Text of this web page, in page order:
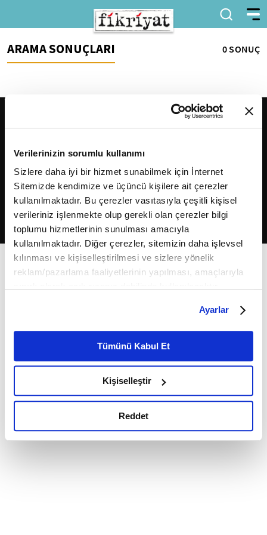
Verilerinizin sorumlu kullanımı
Sizlere daha iyi bir hizmet sunabilmek için İnternet
Sitemizde kendimize ve üçüncü kişilere ait çerezler
kullanılmaktadır. Bu çerezler vasıtasıyla çeşitli kişisel
verileriniz işlenmekte olup gerekli olan çerezler bilgi
toplumu hizmetlerinin sunulması amacıyla
kullanılmaktadır. Diğer çerezler, sitemizin daha işlevsel
kılınması ve kişiselleştirilmesi ve sizlere yönelik
reklam/pazarlama faaliyetlerinin yapılması, amaçlarıyla
belirleyebilirsiniz. Çerezlere ilişkin detaylı bilgi için
Ayarlar butonuna tıklayabilir,Çerez Bilgilendirme
Metnimizi ziyaret edebilirsiniz.
6698 sayılı Kişisel Verilerin Korunması Kanunu uyarınca
okumak ve sitemizi ziyaretiniz kapsamında
gerçekleştirilen veri işleme faaliyetleri ile ilgili daha
detaylı bilgi almak için lütfentıklayınız.
Ayarlar
Tümünü Kabul Et
Kişiselleştir
Reddet
ARAMA SONUÇLARI 0 SONUÇ
2026Fikriyat. Tüm hakları saklıdır.